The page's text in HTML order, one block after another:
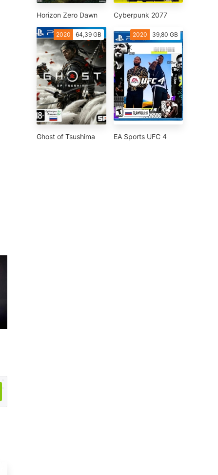
Horizon Zero Dawn Cyberpunk 2077
2020 64,39 GB
Ghost of Tsushima
2020 39,80 GB
EA Sports UFC 4